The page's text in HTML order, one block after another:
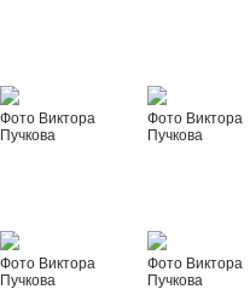
Фото Виктора
Пучкова
Фото Виктора
Пучкова
Фото Виктора
Пучкова
Фото Виктора
Пучкова